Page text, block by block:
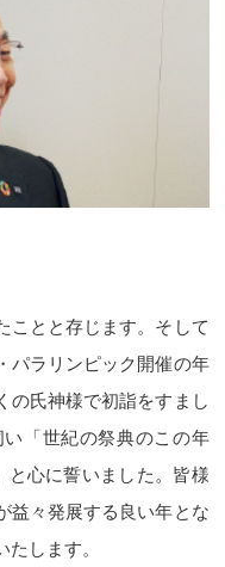
ことと存じます。そして
パラリンピック開催の年
の氏神様で初詣をすまし
「世紀の祭典のこの年
と心に誓いました。皆様
益々発展する良い年とな
します。